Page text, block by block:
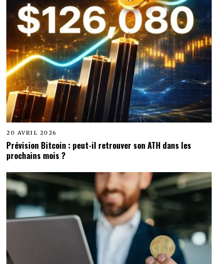
20 AVRIL 2026
Prévision Bitcoin : peut-il retrouver son ATH dans les
prochains mois ?